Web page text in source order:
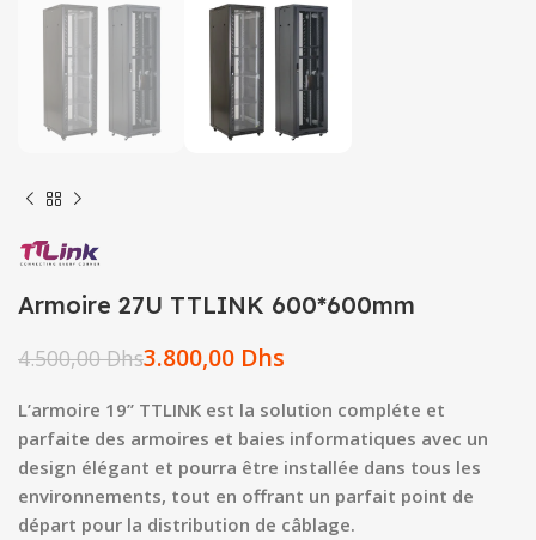
Armoire 27U TTLINK 600*600mm
4.500,00Dhs3.800,00 Dhs
L’armoire 19’’ TTLINK est la solution compléte et
parfaite des armoires et baies informatiques avec un
design élégant et pourra être installée dans tous les
environnements, tout en offrant un parfait point de
départ pour la distribution de câblage.